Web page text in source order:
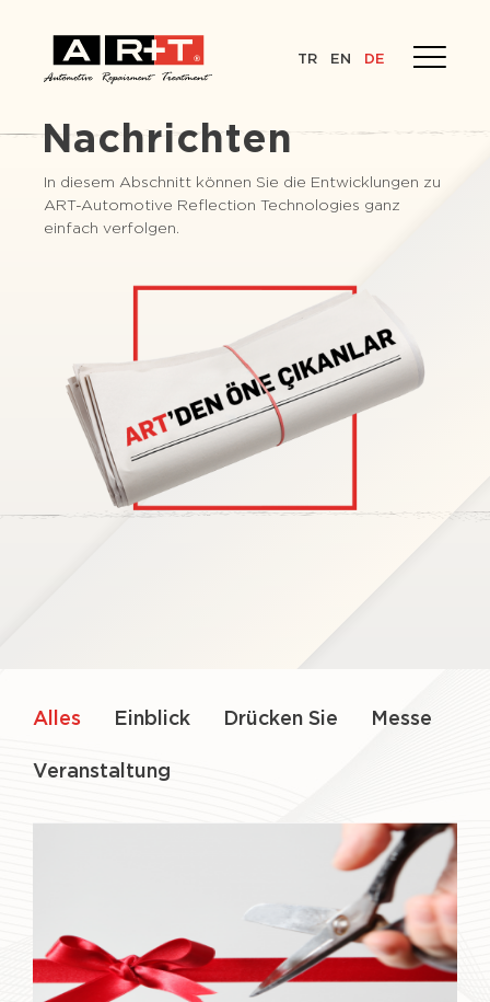
TR EN DE
Nachrichten
In diesem Abschnitt können Sie die Entwicklungen zu
ART-Automotive Reflection Technologies ganz
einfach verfolgen.
Alles Einblick Drücken Sie Messe
Veranstaltung